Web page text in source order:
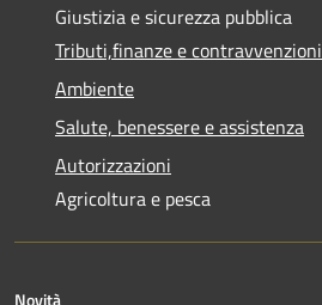
Giustizia e sicurezza pubblica
Tributi,finanze e contravvenzioni
Ambiente
Salute, benessere e assistenza
Autorizzazioni
Agricoltura e pesca
Novità